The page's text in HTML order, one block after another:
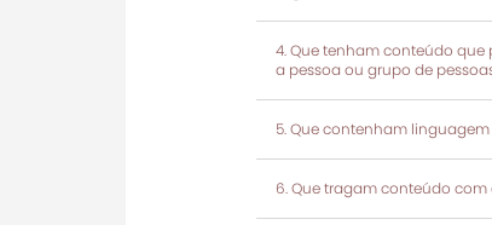
Que tenham conteúdo que
a pessoa ou grupo de
Que contenham
Que tragam conteúdo com